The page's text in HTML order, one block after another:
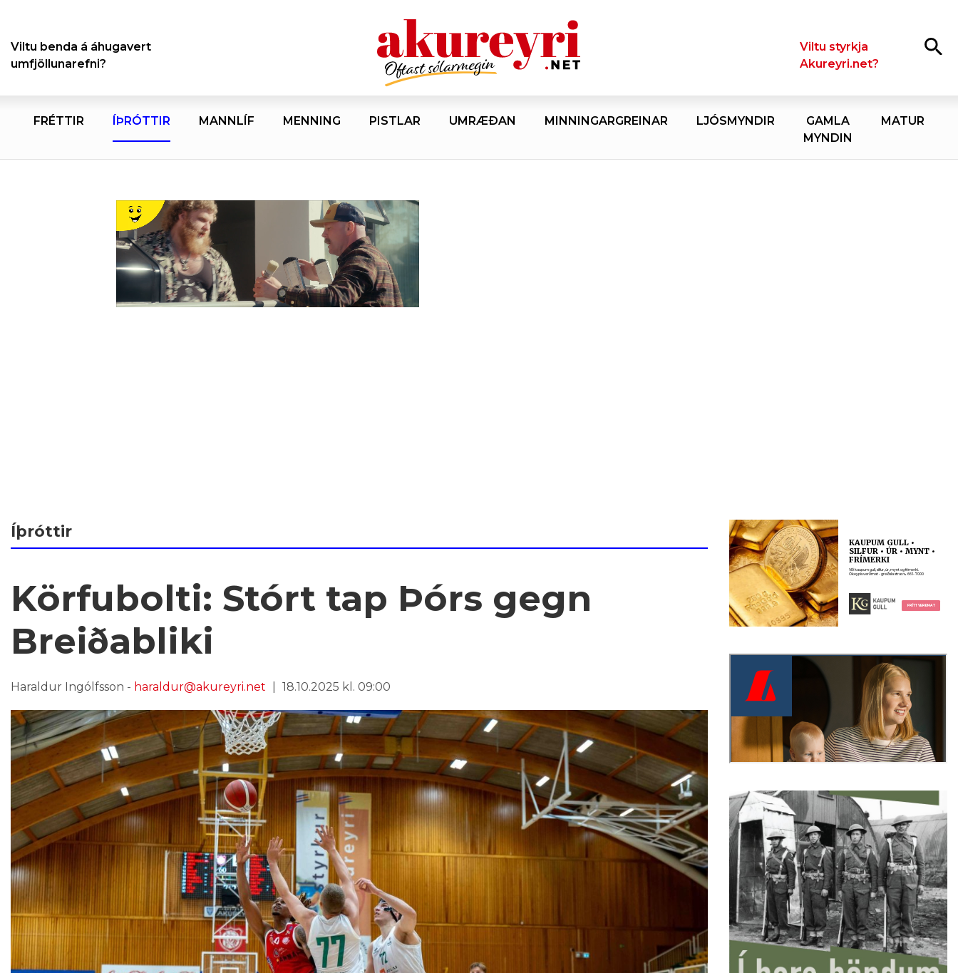
Leita
Viltu benda á áhugavert
umfjöllunarefni?
Viltu styrkja
Akureyri.net?
FRÉTTIR ÍÞRÓTTIR MANNLÍF MENNING PISTLAR UMRÆÐAN MINNINGARGREINAR LJÓSMYNDIR
GAMLA
MYNDIN
MATUR
Íþróttir
Körfubolti: Stórt tap Þórs gegn
Breiðabliki
Haraldur Ingólfsson - haraldur@akureyri.net 18.10.2025 kl. 09:00